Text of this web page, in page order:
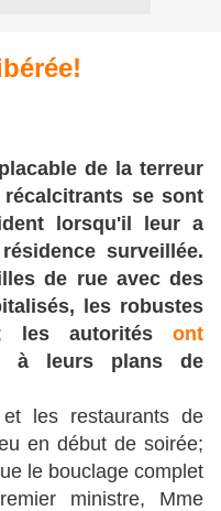
de la terreur
récalcitrants se sont
lorsqu'il leur a
surveillée.
de rue avec des
les robustes
les autorités ont
à leurs plans de
les restaurants de
en début de soirée;
le bouclage complet
ministre, Mme